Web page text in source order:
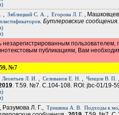
, Зяблицкий С. А. , Егорова Л. Г. ,
. Бутлеровские
незарегистрированным
публикациям, Вам
№7
Леонтьев Л. И. , Селиванов Е. Н. , Ченцов В. П.
. Т.59. №7. С.104-108. ROI: jbc-01/19-
, Разумова Л. Г., Тришина А. В.
Подходы к